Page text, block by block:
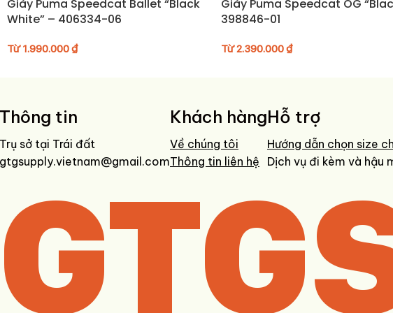
Giày Puma Speedcat Ballet “Black
White” – 406334-06
Từ1.990.000₫
Giày Puma Speedcat OG
398846-01
Từ2.390.000₫
Thông tin
Trụ sở tại Trái đất
gtgsupply.vietnam@gmail.com
Khách hàng
Về chúng tôi
Thông tin liên hệ
Hỗ trợ
Hướng dẫn chọn size
Dịch vụ đi kèm và hậu